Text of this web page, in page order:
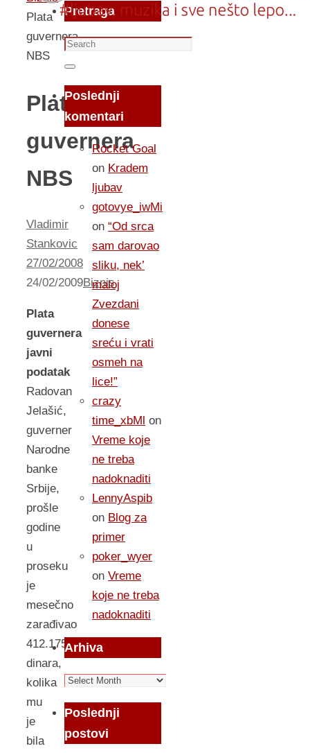
Plata
guvernera
NBS
Plata
guvernera
NBS
Vladimir
Stankovic
27/02/2008
24/02/2009Biznis
Plata
guvernera
javni
podatak
Radovan
Jelašić,
guverner
Narodne
banke
Srbije,
prošle
godine
u
proseku
je
mesečno
zarađivao
412.175
dinara,
kolika
mu
je
bila
Pretraga
Search
for:
Search
Poslednji
komentari
Rocket Goal
on Kradem
ljubav
gotovye_iwMi
on “Od srca
sam darovao
sliku, nek’
maloj
Zvezdani
donese
sreću i vrati
osmeh na
lice!”
crazy
time_xbMl on
Vreme koje
ne treba
nadoknaditi
LennyAspib
on Blog za
primer
poker_wyer
on Vreme
koje ne treba
nadoknaditi
Arhiva
Arhiva
Poslednji
postovi